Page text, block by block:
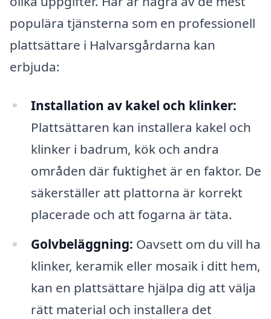
populära tjänsterna som en professionell
plattsättare i Halvarsgårdarna kan
erbjuda:
Installation av kakel och klinker:
Plattsättaren kan installera kakel och
klinker i badrum, kök och andra
områden där fuktighet är en faktor. De
säkerställer att plattorna är korrekt
placerade och att fogarna är täta.
Golvbeläggning: Oavsett om du vill ha
klinker, keramik eller mosaik i ditt hem,
kan en plattsättare hjälpa dig att välja
rätt material och installera det